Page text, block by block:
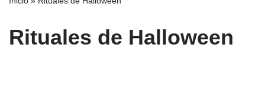
Rituales de Halloween